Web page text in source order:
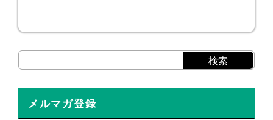
メルマガ登録